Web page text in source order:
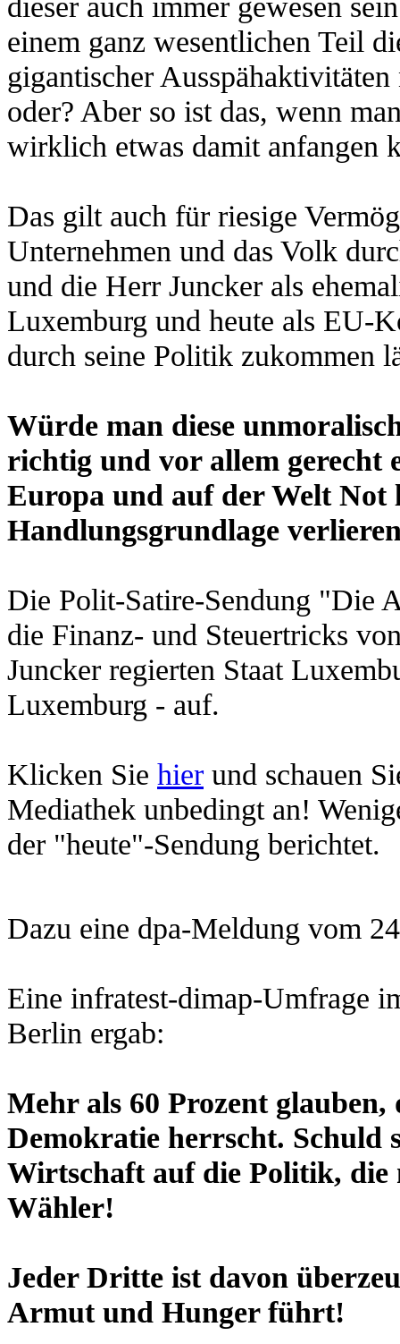
einem ganz wesentlichen Teil
gigantischer
oder? Aber so ist das, wenn
wirklich etwas damit anfangen
Das gilt auch für riesige
Unternehmen und das Volk
und die Herr Juncker als
Luxemburg und heute als EU-
durch seine Politik zukommen
Würde man diese
richtig und vor allem gerecht
Europa und auf der Welt
Handlungsgrundlage
Die Polit-Satire-Sendung "Die
die Finanz- und Steuertricks
Juncker regierten Staat
Luxemburg - auf.
Klicken Sie hier und schauen
Mediathek unbedingt an!
der "heute"-Sendung berichtet.
Dazu eine dpa-Meldung vom
Eine infratest-dimap-Umfrage
Berlin ergab:
Mehr als 60 Prozent glauben,
Demokratie herrscht. Schuld
Wirtschaft auf die Politik, die
Wähler!
Jeder Dritte ist davon
Armut und Hunger führt!